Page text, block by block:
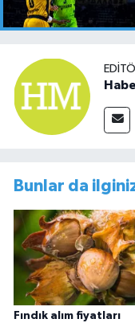
Bunlar da
Fındık alım fiyatları